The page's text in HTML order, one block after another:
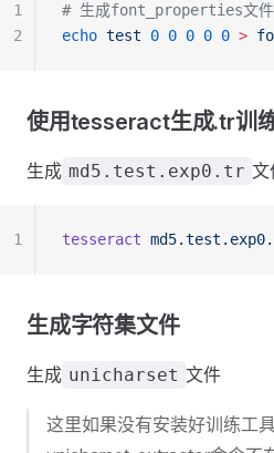
# 生成font_properties文件
echo test 0 0 0 0 0 >
1
2
使用tesseract生成.tr训
生成 md5.test.exp0.tr 文
tesseract
1
生成字符集文件
生成 unicharset 文件
这里如果没有安装好训练工